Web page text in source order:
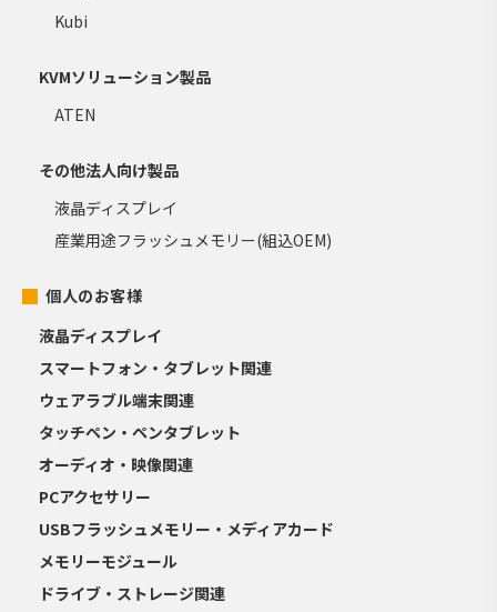
Kubi
KVMソリューション製品
ATEN
その他法人向け製品
液晶ディスプレイ
産業用途フラッシュメモリー(組込OEM)
個人のお客様
液晶ディスプレイ
スマートフォン・タブレット関連
ウェアラブル端末関連
タッチペン・ペンタブレット
オーディオ・映像関連
PCアクセサリー
USBフラッシュメモリー・メディアカード
メモリーモジュール
ドライブ・ストレージ関連